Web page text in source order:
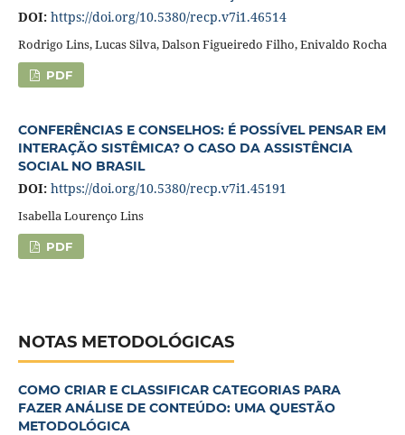
DOI: https://doi.org/10.5380/recp.v7i1.46514
Rodrigo Lins, Lucas Silva, Dalson Figueiredo Filho, Enivaldo Rocha
PDF
CONFERÊNCIAS E CONSELHOS: É POSSÍVEL PENSAR EM
INTERAÇÃO SISTÊMICA? O CASO DA ASSISTÊNCIA
SOCIAL NO BRASIL
DOI: https://doi.org/10.5380/recp.v7i1.45191
Isabella Lourenço Lins
PDF
NOTAS METODOLÓGICAS
COMO CRIAR E CLASSIFICAR CATEGORIAS PARA
FAZER ANÁLISE DE CONTEÚDO: UMA QUESTÃO
METODOLÓGICA